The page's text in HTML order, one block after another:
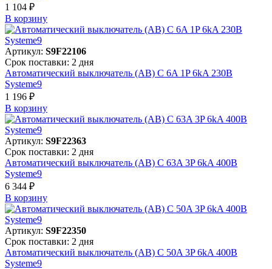
1 104 ₽
В корзинy
Артикул: S9F22106
Срок поставки: 2 дня
Автоматический выключатель (АВ) C 6A 1P 6kA 230В
Systeme9
1 196 ₽
В корзинy
Артикул: S9F22363
Срок поставки: 2 дня
Автоматический выключатель (АВ) C 63A 3P 6kA 400В
Systeme9
6 344 ₽
В корзинy
Артикул: S9F22350
Срок поставки: 2 дня
Автоматический выключатель (АВ) C 50A 3P 6kA 400В
Systeme9